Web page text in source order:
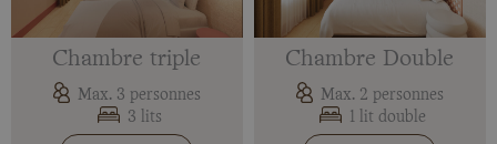
Chambre triple
Max. 3 personnes
3 lits
Chambre Double
Max. 2 personnes
1 lit double